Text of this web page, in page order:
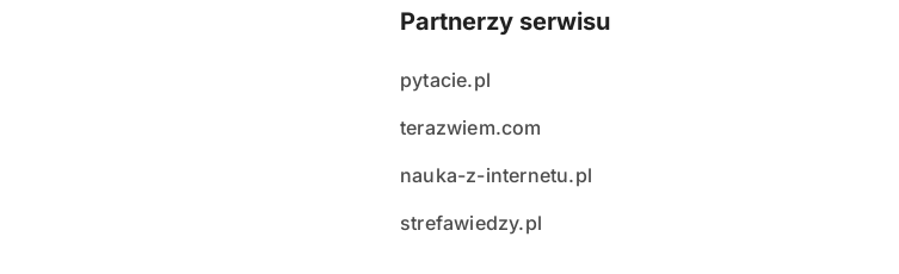
Partnerzy serwisu
pytacie.pl
terazwiem.com
nauka-z-internetu.pl
strefawiedzy.pl